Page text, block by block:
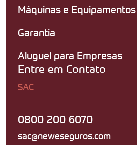
Máquinas e Equipamentos
Garantia
Aluguel para Empresas
Entre em Contato
SAC
0800 200 6070
sac@neweseguros.com